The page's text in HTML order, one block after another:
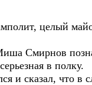
целый
Смирнов
в полку.
и сказал, что в